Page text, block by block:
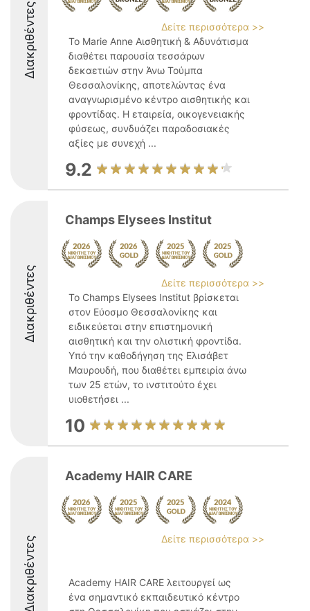
Διακριθέντες
Δείτε περισσότερα >>
Το Marie Anne Αισθητική & Αδυνάτισμα
διαθέτει παρουσία τεσσάρων
δεκαετιών στην Άνω Τούμπα
Θεσσαλονίκης, αποτελώντας ένα
αναγνωρισμένο κέντρο αισθητικής και
φροντίδας. Η εταιρεία, οικογενειακής
φύσεως, συνδυάζει παραδοσιακές
αξίες με συνεχή ...
9.2
Διακριθέντες
Champs Elysees Institut
Δείτε περισσότερα >>
Το Champs Elysees Institut βρίσκεται
στον Εύοσμο Θεσσαλονίκης και
ειδικεύεται στην επιστημονική
αισθητική και την ολιστική φροντίδα.
Υπό την καθοδήγηση της Ελισάβετ
Μαυρουδή, που διαθέτει εμπειρία άνω
των 25 ετών, το ινστιτούτο έχει
υιοθετήσει ...
10
Διακριθέντες
Academy HAIR CARE
Δείτε περισσότερα >>
Academy HAIR CARE λειτουργεί ως
ένα σημαντικό εκπαιδευτικό κέντρο